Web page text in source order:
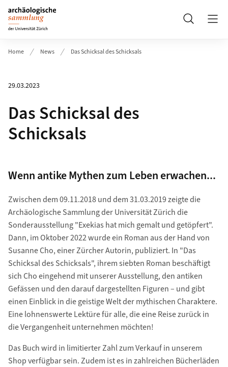
Header
Suche
Home News Das Schicksal des Schicksals
29.03.2023
Das Schicksal des
Schicksals
Wenn antike Mythen zum Leben erwachen...
Zwischen dem 09.11.2018 und dem 31.03.2019 zeigte die
Archäologische Sammlung der Universität Zürich die
Sonderausstellung "Exekias hat mich gemalt und getöpfert".
Dann, im Oktober 2022 wurde ein Roman aus der Hand von
Susanne Cho, einer Zürcher Autorin, publiziert. In "Das
Schicksal des Schicksals", ihrem siebten Roman beschäftigt
sich Cho eingehend mit unserer Ausstellung, den antiken
Gefässen und den darauf dargestellten Figuren – und gibt
einen Einblick in die geistige Welt der mythischen Charaktere.
Eine lohnenswerte Lektüre für alle, die eine Reise zurück in
die Vergangenheit unternehmen möchten!
Das Buch wird in limitierter Zahl zum Verkauf in unserem
Shop verfügbar sein. Zudem ist es in zahlreichen Bücherläden